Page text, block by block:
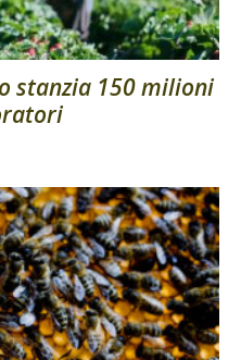
stanzia 150 milioni